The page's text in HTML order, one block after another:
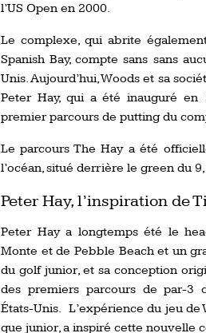
l’US Open en 2000.
Le complexe, qui abrite
Spanish Bay, compte sans sans
Unis. Aujourd’hui, Woods et sa
Peter Hay, qui a été inauguré
premier parcours de putting du
Le parcours The Hay a été
l’océan, situé derrière le green du
Peter Hay, l’inspiration de
Peter Hay a longtemps été le
Monte et de Pebble Beach et un
du golf junior, et sa conception
des premiers parcours de par-3
États-Unis. L’expérience du jeu de
que junior, a inspiré cette nouvelle